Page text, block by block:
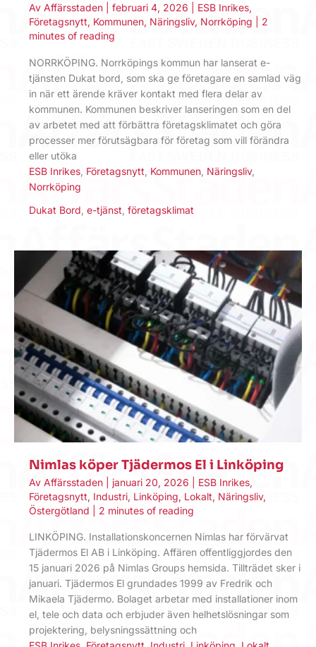
Av Affärsstaden februari 4, 2026 ESB Inrikes,
Företagsnytt, Kommunen, Näringsliv, Norrköping
2
minutes of reading
NORRKÖPING. Norrköpings kommun har lanserat e-
tjänsten Dukat bord, som ska ge företagare en samlad väg
in när ett ärende kräver kontakt med flera delar av
kommunen. Kommunen beskriver lanseringen som en del
av arbetet med att förbättra företagsklimatet och göra
processer mer förutsägbara för företag som vill förändra
eller utöka
ESB Inrikes Företagsnytt Kommunen Näringsliv,
Norrköping
Dukat Bord e-tjänst företagsklimat
Nimlas köper Tjädermos El i Linköping
Av Affärsstaden januari 20, 2026 ESB Inrikes,
Företagsnytt, Industri, Linköping, Lokalt, Näringsliv,
Östergötland
2 minutes of reading
LINKÖPING. Installationskoncernen Nimlas har förvärvat
Tjädermos El AB i Linköping. Affären offentliggjordes den
15 januari 2026 på Nimlas Groups hemsida. Tillträdet sker i
januari. Tjädermos El grundades 1999 av Fredrik och
Mikaela Tjädermo. Bolaget arbetar med installationer inom
el, tele och data och erbjuder även helhetslösningar som
projektering, belysningssättning och